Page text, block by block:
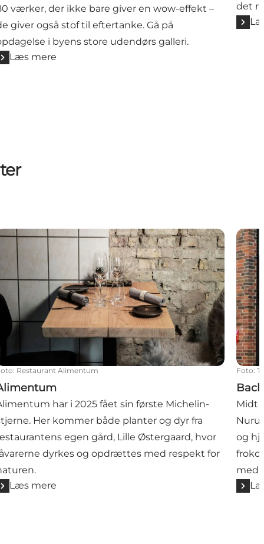
værker, der ikke bare giver en wow-effekt –
giver også stof til eftertanke. Gå på
i byens store udendørs galleri.
Læs mere
det
: Restaurant Alimentum
har i 2025 fået sin første Michelin-
Her kommer både planter og dyr fra
egen gård, Lille Østergaard, hvor
dyrkes og opdrættes med respekt for
Læs mere
Bach
Foto:
Midt
og
med